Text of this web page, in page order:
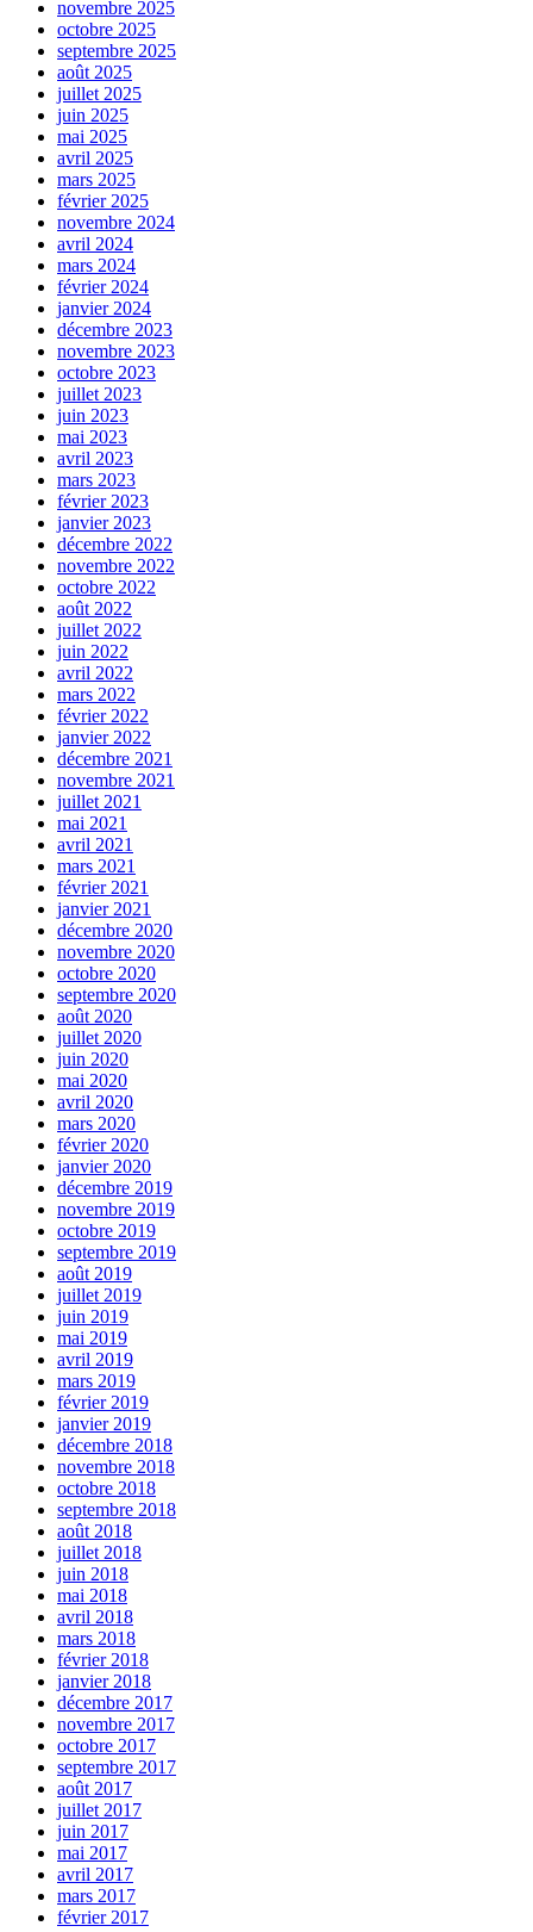
novembre 2025
octobre 2025
septembre 2025
août 2025
juillet 2025
juin 2025
mai 2025
avril 2025
mars 2025
février 2025
novembre 2024
avril 2024
mars 2024
février 2024
janvier 2024
décembre 2023
novembre 2023
octobre 2023
juillet 2023
juin 2023
mai 2023
avril 2023
mars 2023
février 2023
janvier 2023
décembre 2022
novembre 2022
octobre 2022
août 2022
juillet 2022
juin 2022
avril 2022
mars 2022
février 2022
janvier 2022
décembre 2021
novembre 2021
juillet 2021
mai 2021
avril 2021
mars 2021
février 2021
janvier 2021
décembre 2020
novembre 2020
octobre 2020
septembre 2020
août 2020
juillet 2020
juin 2020
mai 2020
avril 2020
mars 2020
février 2020
janvier 2020
décembre 2019
novembre 2019
octobre 2019
septembre 2019
août 2019
juillet 2019
juin 2019
mai 2019
avril 2019
mars 2019
février 2019
janvier 2019
décembre 2018
novembre 2018
octobre 2018
septembre 2018
août 2018
juillet 2018
juin 2018
mai 2018
avril 2018
mars 2018
février 2018
janvier 2018
décembre 2017
novembre 2017
octobre 2017
septembre 2017
août 2017
juillet 2017
juin 2017
mai 2017
avril 2017
mars 2017
février 2017